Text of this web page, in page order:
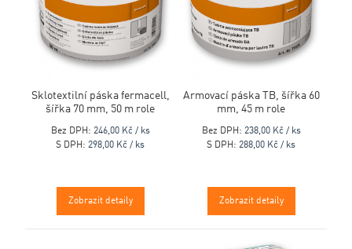
Sklotextilní páska fermacell,
šířka 70 mm, 50 m role
Bez DPH: 246,00 Kč / ks
S DPH: 298,00 Kč / ks
Zobrazit detaily
Armovací páska TB, šířka 60
mm, 45 m role
Bez DPH: 238,00 Kč / ks
S DPH: 288,00 Kč / ks
Zobrazit detaily